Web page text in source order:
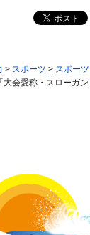
> スポーツ > スポー
会愛称・スローガ